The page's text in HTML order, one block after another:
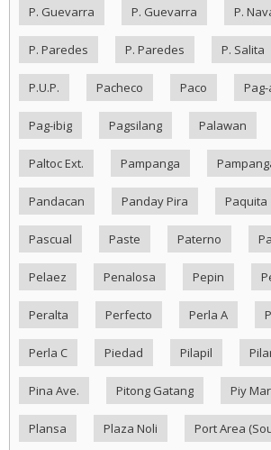
P. Guevarra P. Guevarra P.
P. Paredes P. Paredes P. Salita
P.U.P. Pacheco Paco
Pag-ibig Pagsilang Palawan
Paltoc Ext. Pampanga
Pandacan Panday Pira Paquita
Pascual Paste Paterno
Pelaez Penalosa Pepin
Peralta Perfecto Perla A
Perla C Piedad Pilapil
Pina Ave. Pitong Gatang Piy
Plansa Plaza Noli Port Area